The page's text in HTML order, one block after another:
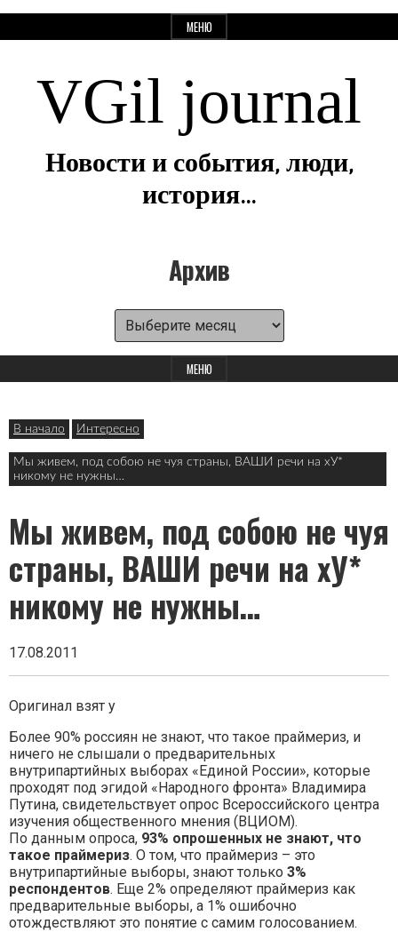
к
МЕНЮ
VGil journal
Новости и события, люди,
история…
для
виджетов
в
заголовке
Архив
Архив
МЕНЮ
В начало Интересно
Мы живем, под собою не чуя страны, ВАШИ речи на хУ*
никому не нужны…
Мы живем, под собою не чуя
страны, ВАШИ речи на хУ*
никому не нужны…
17.08.2011
Оригинал взят у
Более 90% россиян не знают, что такое праймериз, и
ничего не слышали о предварительных
внутрипартийных выборах «Единой России», которые
проходят под эгидой «Народного фронта» Владимира
Путина, свидетельствует опрос Всероссийского центра
изучения общественного мнения (ВЦИОМ).
По данным опроса, 93% опрошенных не знают, что
такое праймериз. О том, что праймериз – это
внутрипартийные выборы, знают только 3%
респондентов. Еще 2% определяют праймериз как
предварительные выборы, а 1% ошибочно
отождествляют это понятие с самим голосованием.